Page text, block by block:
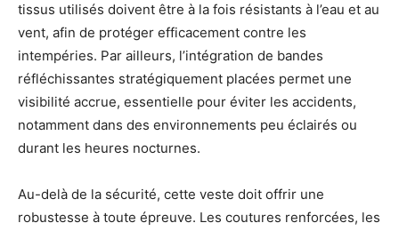
tissus utilisés doivent être à la fois résistants à l’eau et au
vent, afin de protéger efficacement contre les
intempéries. Par ailleurs, l’intégration de bandes
réfléchissantes stratégiquement placées permet une
visibilité accrue, essentielle pour éviter les accidents,
notamment dans des environnements peu éclairés ou
durant les heures nocturnes.
Au-delà de la sécurité, cette veste doit offrir une
robustesse à toute épreuve. Les coutures renforcées, les